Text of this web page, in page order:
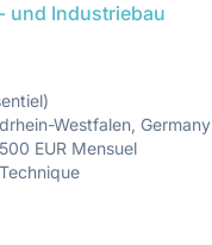
und Industriebau
Westfalen, Germany
EUR Mensuel